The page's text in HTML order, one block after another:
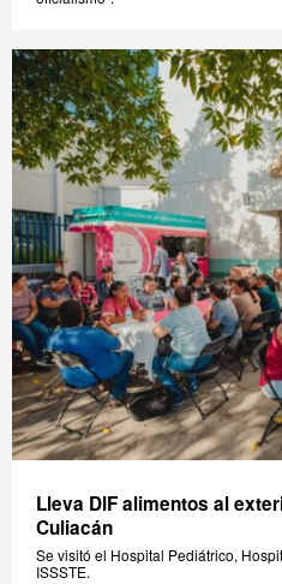
Lleva DIF alimentos al
Culiacán
Se visitó el Hospital Pediátrico,
ISSSTE.